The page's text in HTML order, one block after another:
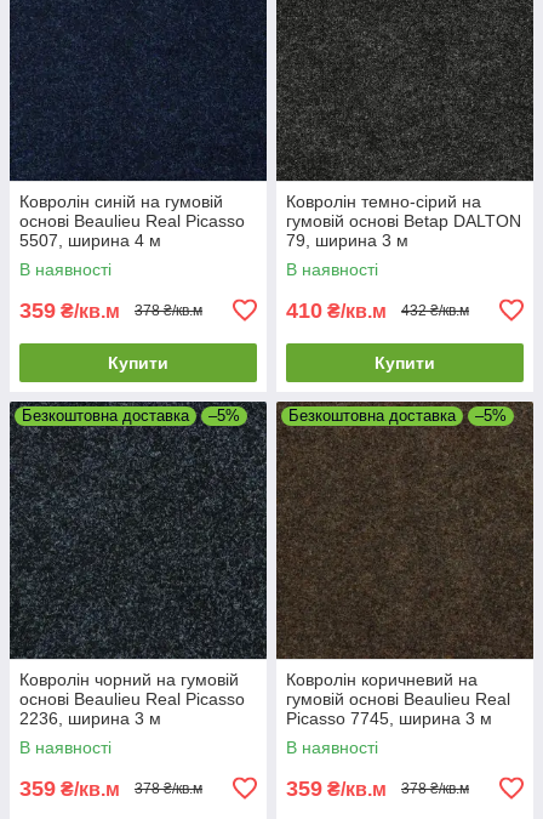
Ковролін синій на гумовій
основі Beaulieu Real Picasso
5507, ширина 4 м
В наявності
359 ₴/кв.м 378 ₴/кв.м
Купити
Ковролін темно-сірий на
гумовій основі Betap DALTON
79, ширина 3 м
В наявності
410 ₴/кв.м 432 ₴/кв.м
Купити
Безкоштовна доставка –5%
Ковролін чорний на гумовій
основі Beaulieu Real Picasso
2236, ширина 3 м
В наявності
359 ₴/кв.м 378 ₴/кв.м
Безкоштовна доставка –5%
Ковролін коричневий на
гумовій основі Beaulieu Real
Picasso 7745, ширина 3 м
В наявності
359 ₴/кв.м 378 ₴/кв.м